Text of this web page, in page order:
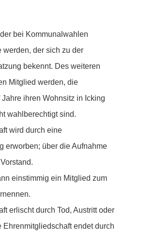
bei Kommunalwahlen
werden, der sich zu der
bekennt. Des weiteren
Mitglied werden, die
ihren Wohnsitz in Icking
wahlberechtigt sind.
wird durch eine
erworben; über die Aufnahme
einstimmig ein Mitglied zum
erlischt durch Tod, Austritt oder
Ehrenmitgliedschaft endet durch